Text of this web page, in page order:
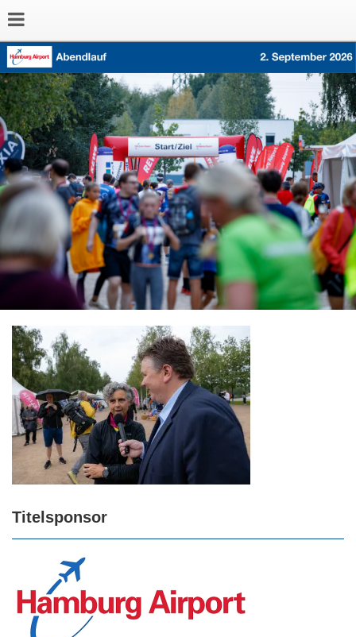
Titelsponsor